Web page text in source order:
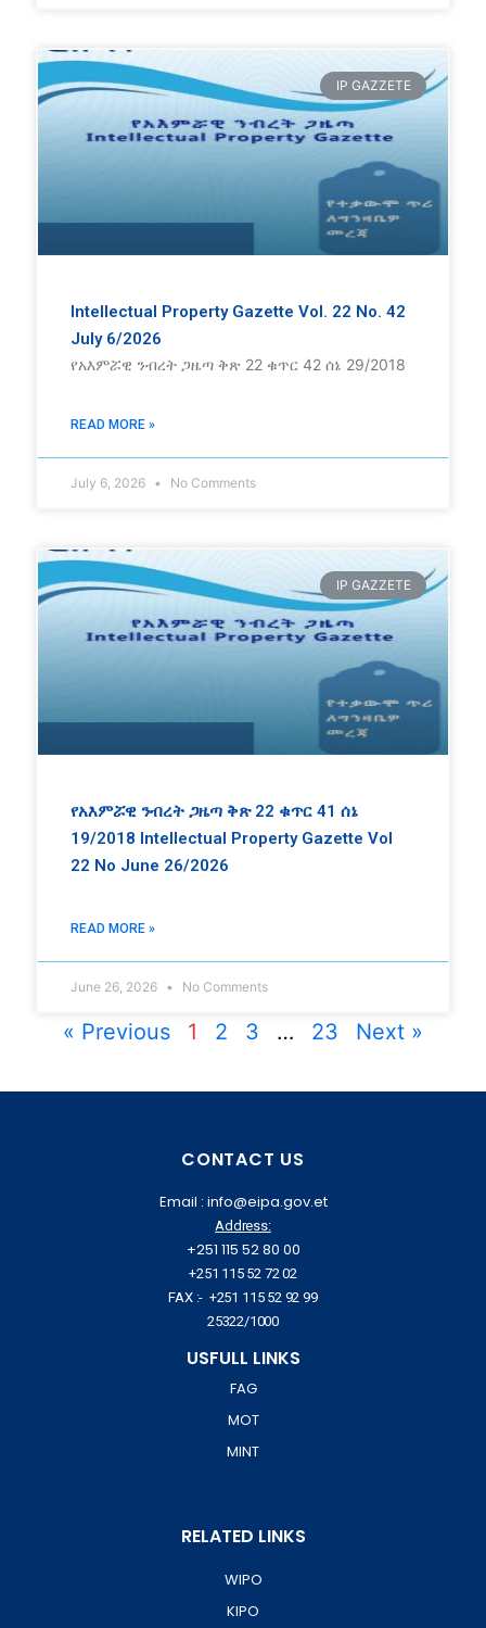
IP GAZZETE
Intellectual Property Gazette Vol. 22 No. 42
July 6/2026
የአእምሯዊ ንብረት ጋዜጣ ቅጽ 22 ቁጥር 42 ሰኔ 29/2018
READ MORE »
July 6, 2026 No Comments
IP GAZZETE
የአእምሯዊ ንብረት ጋዜጣ ቅጽ 22 ቁጥር 41 ሰኔ
19/2018 Intellectual Property Gazette Vol
22 No June 26/2026
READ MORE »
June 26, 2026 No Comments
« Previous 1 2 3 … 23 Next »
CONTACT US
Email : info@eipa.gov.et
Address:
+251 115 52 80 00
+251 115 52 72 02
FAX :- +251 115 52 92 99
25322/1000
USFULL LINKS
FAG
MOT
MINT
RELATED LINKS
WIPO
KIPO